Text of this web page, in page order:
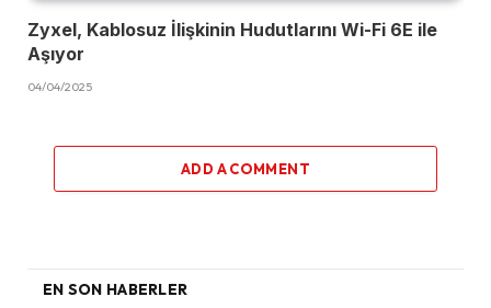
Zyxel, Kablosuz İlişkinin Hudutlarını Wi-Fi 6E ile
Aşıyor
04/04/2025
ADD A COMMENT
EN SON HABERLER